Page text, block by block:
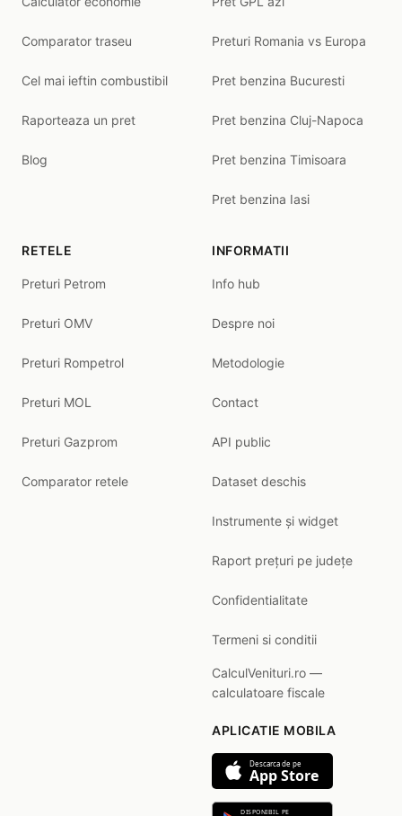
Comparator traseu
Cel mai ieftin combustibil
Raporteaza un pret
Blog
Preturi Romania vs Europa
Pret benzina Bucuresti
Pret benzina Cluj-Napoca
Pret benzina Timisoara
Pret benzina Iasi
RETELE
Preturi Petrom
Preturi OMV
Preturi Rompetrol
Preturi MOL
Preturi Gazprom
Comparator retele
INFORMATII
Info hub
Despre noi
Metodologie
Contact
API public
Dataset deschis
Instrumente și widget
Raport prețuri pe județe
Confidentialitate
Termeni si conditii
CalculVenituri.ro —
calculatoare fiscale
APLICATIE MOBILA
Descarca de pe
App Store
DISPONIBIL PE